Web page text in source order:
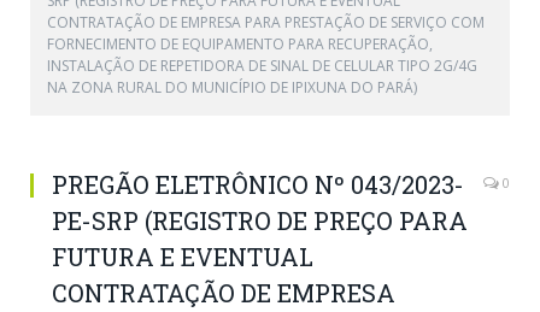
CONTRATAÇÃO DE EMPRESA PARA PRESTAÇÃO DE SERVIÇO COM
FORNECIMENTO DE EQUIPAMENTO PARA RECUPERAÇÃO,
INSTALAÇÃO DE REPETIDORA DE SINAL DE CELULAR TIPO 2G/4G
NA ZONA RURAL DO MUNICÍPIO DE IPIXUNA DO PARÁ)
PREGÃO ELETRÔNICO Nº 043/2023-
PE-SRP (REGISTRO DE PREÇO PARA
FUTURA E EVENTUAL
CONTRATAÇÃO DE EMPRESA
0